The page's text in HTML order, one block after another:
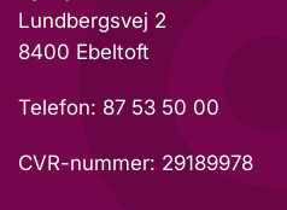
Lundbergsvej 2
8400 Ebeltoft
Telefon: 87 53 50 00
CVR-nummer: 29189978